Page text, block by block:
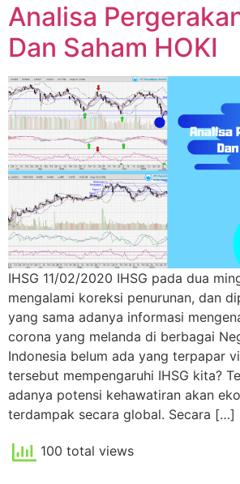
Analisa
Dan Saham HOKI
IHSG 11/02/2020 IHSG pada dua
mengalami koreksi penurunan, dan
yang sama adanya informasi
corona yang melanda di berbagai
Indonesia belum ada yang terpapar
tersebut mempengaruhi IHSG kita?
adanya potensi kehawatiran akan
terdampak secara global. Secara […]
100 total views